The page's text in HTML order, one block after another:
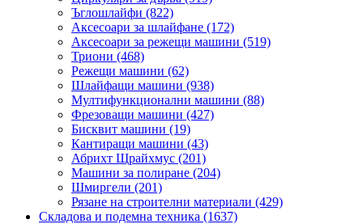
Ъглошлайфи (822)
Аксесоари за шлайфане (172)
Аксесоари за режещи машини (519)
Триони (468)
Режещи машини (62)
Шлайфащи машини (938)
Мултифункционални машини (88)
Фрезоващи машини (427)
Бисквит машини (19)
Кантиращи машини (43)
Абрихт Щрайхмус (201)
Машини за полиране (204)
Шмиргели (201)
Рязане на строителни материали (429)
Складова и подемна техника (1637)